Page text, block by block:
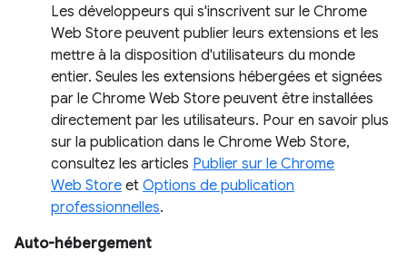
Les développeurs qui s'inscrivent sur le Chrome
Web Store peuvent publier leurs extensions et les
mettre à la disposition d'utilisateurs du monde
entier. Seules les extensions hébergées et signées
par le Chrome Web Store peuvent être installées
directement par les utilisateurs. Pour en savoir plus
sur la publication dans le Chrome Web Store,
consultez les articles Publier sur le Chrome
Web Store et Options de publication
professionnelles.
Auto-hébergement